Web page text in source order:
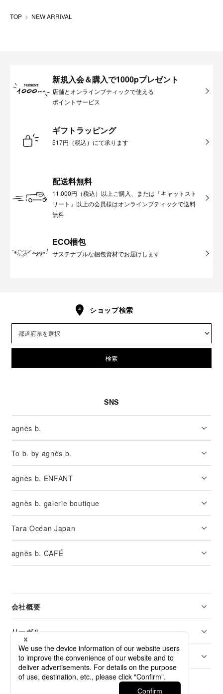
TOP NEW ARRIVAL
新規入会＆購入で1000pプレゼント
店舗とオンラインブティックで使える
ポイントサービス
ギフトラッピング
517円（税込）にて承ります
配送料無料
11,000円（税込）以上ご購入、または「キャットスト
リート」以上の会員様はオンラインブティックで送料
無料
ECO梱包
サステナブルな梱包資材でお届けします
ショップ検索
検索
SNS
agnès b.
To b. by agnès b.
agnès b. ENFANT
agnès b. galerie boutique
Tara Océan Japan
agnès b. CAFÉ
会社概要
リーガル
カスタマーサービス